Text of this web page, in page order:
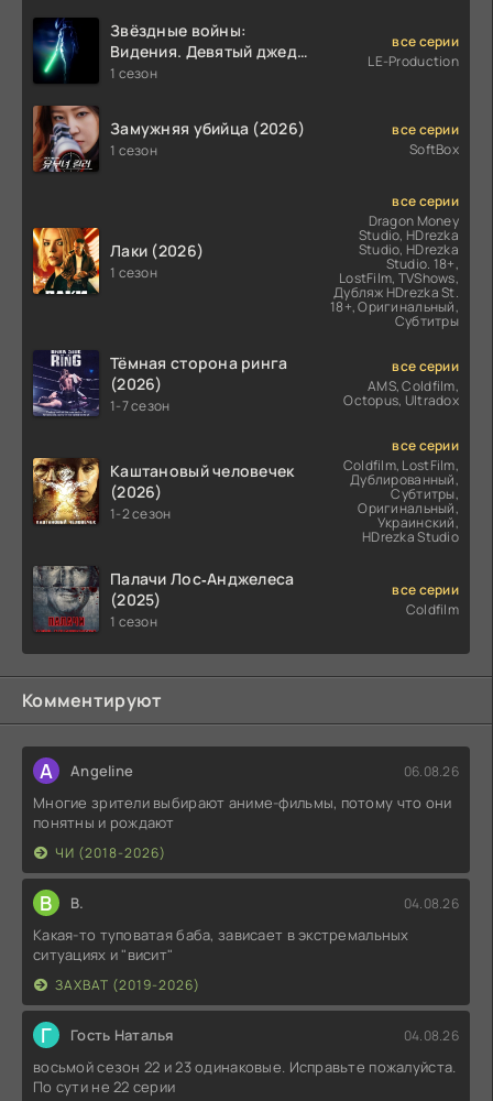
Звёздные войны:
Видения. Девятый джедай
(2026)
1 сезон
все серии
LE-Production
Замужняя убийца (2026)
1 сезон
все серии
SoftBox
Лаки (2026)
1 сезон
все серии
Dragon Money
Studio, HDrezka
Studio, HDrezka
Studio. 18+,
LostFilm, TVShows,
Дубляж HDrezka St.
18+, Оригинальный,
Субтитры
Тёмная сторона ринга
(2026)
1-7 сезон
все серии
AMS, Coldfilm,
Octopus, Ultradox
Каштановый человечек
(2026)
1-2 сезон
все серии
Coldfilm, LostFilm,
Дублированный,
Субтитры,
Оригинальный,
Украинский,
HDrezka Studio
Палачи Лос‑Анджелеса
(2025)
1 сезон
все серии
Coldfilm
Комментируют
A Angeline 06.08.26
Многие зрители выбирают аниме-фильмы, потому что они
понятны и рождают
ЧИ (2018-2026)
В В. 04.08.26
Какая-то туповатая баба, зависает в экстремальных
ситуациях и "висит"
ЗАХВАТ (2019-2026)
Г Гость Наталья 04.08.26
восьмой сезон 22 и 23 одинаковые. Исправьте пожалуйста.
По сути не 22 серии